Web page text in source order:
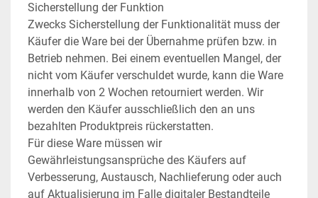
Sicherstellung der Funktion
Zwecks Sicherstellung der Funktionalität muss der
Käufer die Ware bei der Übernahme prüfen bzw. in
Betrieb nehmen. Bei einem eventuellen Mangel, der
nicht vom Käufer verschuldet wurde, kann die Ware
innerhalb von 2 Wochen retourniert werden. Wir
werden den Käufer ausschließlich den an uns
bezahlten Produktpreis rückerstatten.
Für diese Ware müssen wir
Gewährleistungsansprüche des Käufers auf
Verbesserung, Austausch, Nachlieferung oder auch
auf Aktualisierung im Falle digitaler Bestandteile